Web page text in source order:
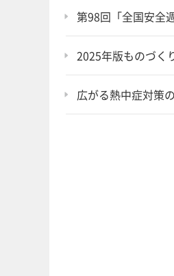
第98回「全国安全
2025年版ものづく
広がる熱中症対策